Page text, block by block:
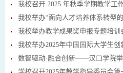
送培训会议
我校召开 2025 年秋季学期教学工
我校举办“面向人才培养体系转型
题讲座
我校举办教学成果奖申报专题培训
我校举办2025年中国国际大学生
座
数智驱动·融合创新——汉口学院